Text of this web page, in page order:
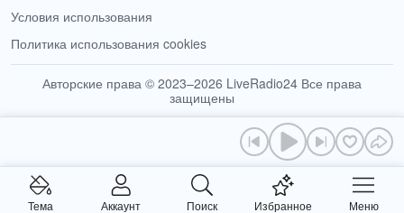
Условия использования
Политика использования cookies
Авторские права © 2023–2026 LiveRadio24 Все права
защищены
Тема Аккаунт Поиск Избранное Меню